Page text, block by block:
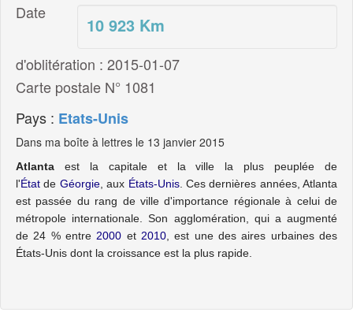
10 923 Km
Date
d'oblitération : 2015-01-07
Carte postale N° 1081
Pays : Etats-Unis
Dans ma boîte à lettres le 13 janvier 2015
Atlanta
est la capitale et la ville la plus peuplée de
l'État de Géorgie, aux États-Unis. Ces dernières années, Atlanta
est passée du rang de ville d'importance régionale à celui de
métropole internationale . Son agglomération, qui a augmenté
de 24 % entre 2000 et 2010 , est une des aires urbaines des
États-Unis dont la croissance est la plus rapide